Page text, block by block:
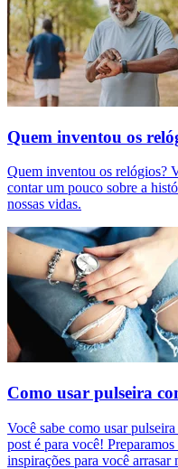
Quem inventou os
Quem inventou os relógios?
contar um pouco sobre a
nossas vidas.
Como usar pulseira
Você sabe como usar
post é para você!
inspirações para você